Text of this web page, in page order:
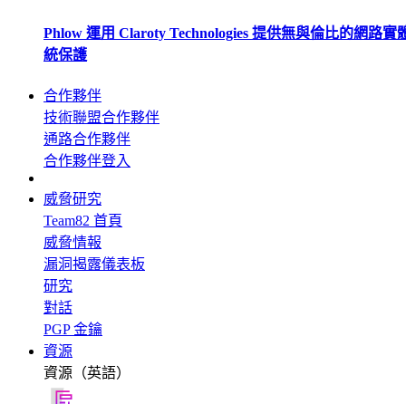
Phlow 運用 Claroty Technologies 提供無與倫比的網路實
統保護
合作夥伴
技術聯盟合作夥伴
通路合作夥伴
合作夥伴登入
威脅研究
Team82 首頁
威脅情報
漏洞揭露儀表板
研究
對話
PGP 金鑰
資源
資源（英語）